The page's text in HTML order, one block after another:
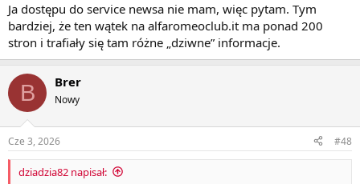
Ja dostępu do service newsa nie mam, więc pytam. Tym
bardziej, że ten wątek na alfaromeoclub.it ma ponad 200
stron i trafiały się tam różne „dziwne” informacje.
B Brer
Nowy
Cze 3, 2026 #48
dziadzia82 napisał: